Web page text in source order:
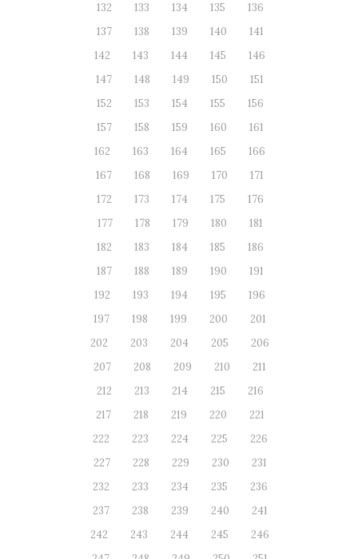
132
133 134 135
136
137
138 139 140
141
142
143 144 145
146
147
148 149 150
151
152
153 154 155
156
157
158 159 160
161
162
163 164 165
166
167
168 169 170
171
172
173 174 175
176
177
178 179 180
181
182
183 184 185
186
187
188 189 190
191
192
193 194 195
196
197
198 199 200
201
202
203 204 205
206
207
208 209 210
211
212
213 214 215
216
217
218 219 220
221
222
223 224 225
226
227
228 229 230
231
232
233 234 235
236
237
238 239 240
241
242
243 244 245
246